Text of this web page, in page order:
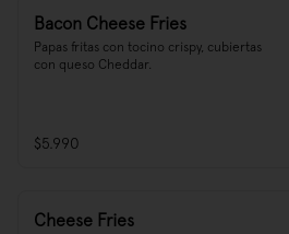
Bacon Cheese Fries
Papas fritas con tocino crispy, cubiertas
con queso Cheddar.
$5.990
Cheese Fries